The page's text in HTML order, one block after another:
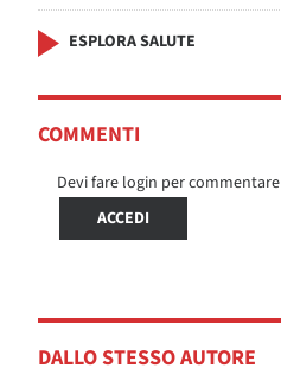
ESPLORA SALUTE
COMMENTI
Devi fare login per commentare
ACCEDI
DALLO STESSO AUTORE